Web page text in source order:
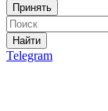
Принять
Найти
Telegram